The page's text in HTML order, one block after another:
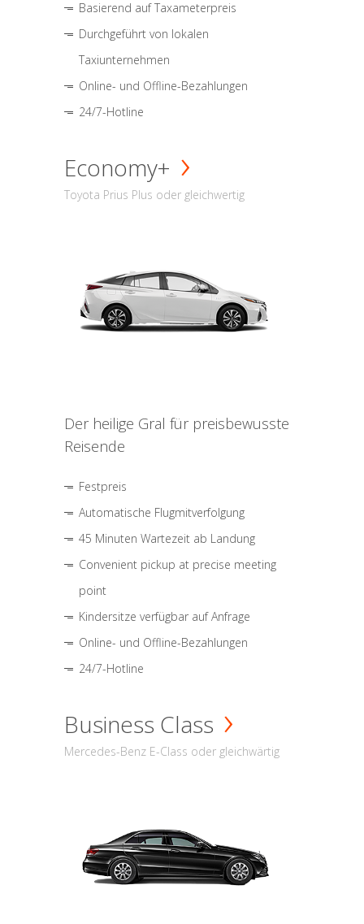
Basierend auf Taxameterpreis
Durchgeführt von lokalen
Taxiunternehmen
Online- und Offline-Bezahlungen
24/7-Hotline
Economy+
Toyota Prius Plus oder gleichwertig
Der heilige Gral für preisbewusste
Reisende
Festpreis
Automatische Flugmitverfolgung
45 Minuten Wartezeit ab Landung
Convenient pickup at precise meeting
point
Kindersitze verfügbar auf Anfrage
Online- und Offline-Bezahlungen
24/7-Hotline
Business Class
Mercedes-Benz E-Class oder gleichwärtig